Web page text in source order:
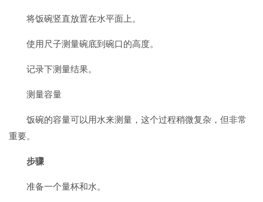
将饭碗竖直放置在水平面上。
使用尺子测量碗底到碗口的高度。
记录下测量结果。
测量容量
饭碗的容量可以用水来测量，这个过程稍微复杂，但非常
重要。
步骤
准备一个量杯和水。